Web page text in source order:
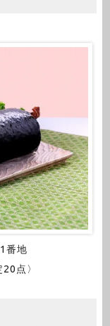
番地
点〉